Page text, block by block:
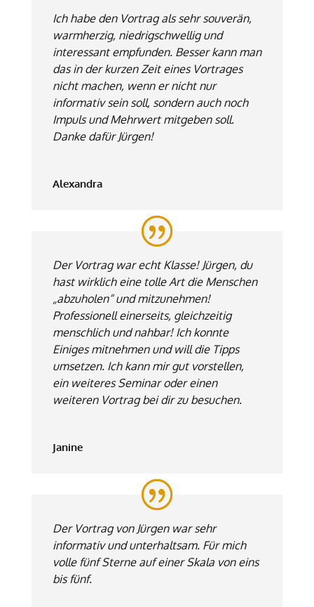
Ich habe den Vortrag als sehr souverän,
warmherzig, niedrigschwellig und
interessant empfunden. Besser kann man
das in der kurzen Zeit eines Vortrages
nicht machen, wenn er nicht nur
informativ sein soll, sondern auch noch
Impuls und Mehrwert mitgeben soll.
Danke dafür Jürgen!
Alexandra
Der Vortrag war echt Klasse! Jürgen, du
hast wirklich eine tolle Art die Menschen
„abzuholen“ und mitzunehmen!
Professionell einerseits, gleichzeitig
menschlich und nahbar! Ich konnte
Einiges mitnehmen und will die Tipps
umsetzen. Ich kann mir gut vorstellen,
ein weiteres Seminar oder einen
weiteren Vortrag bei dir zu besuchen.
Janine
Der Vortrag von Jürgen war sehr
informativ und unterhaltsam. Für mich
volle fünf Sterne auf einer Skala von eins
bis fünf.